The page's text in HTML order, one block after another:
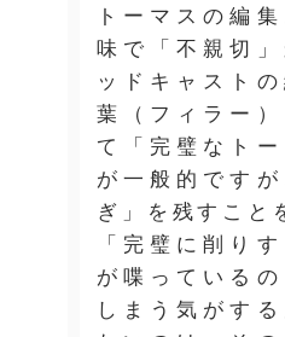
トーマスの編
味で「不親切
ッドキャスト
葉（フィラー
て「完璧なト
が一般的です
ぎ」を残すこと
「完璧に削り
が喋っている
しまう気がす